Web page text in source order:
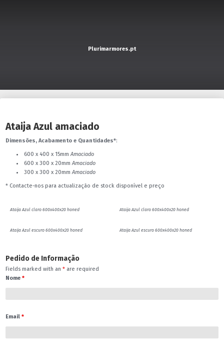
Plurimarmores.pt
Ataija Azul amaciado
Dimensões, Acabamento e Quantidades*:
600 x 400 x 15mmAmaciado
600 x 300 x 20mm Amaciado
300 x 300 x 20mm Amaciado
* Contacte-nos para actualização de stock disponível e preço
Ataija Azul claro 600x400x20 honed Ataija Azul claro 600x400x20 honed
Ataija Azul escuro 600x400x20 honed Ataija Azul escuro 600x400x20 honed
Pedido de Informação
Fields marked with an * are required
Nome *
Email *